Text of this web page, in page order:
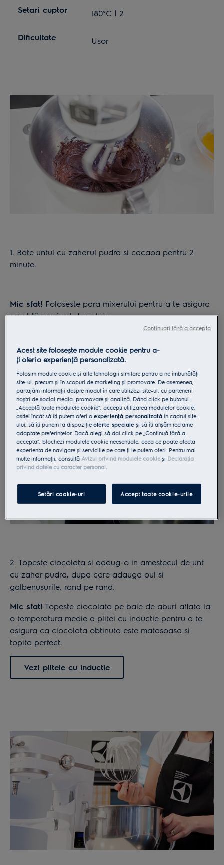
Setari cuptor 180°C | 2
Dificultate Usor
1. Bate untul cu zaharul pudra si cacaoa pentru 2
minute.
Mic sfat! Foloseste para mixerului pentru a te asigura
ca obtii maximul de volum.
2. Topeste ciocolata si adaug-o in amestecul de unt
cu zahar pudra, dupa care adauga oul si
galbenusurile, rand pe rand.
Mic sfat! Topeste ciocolata pe baie de aburi aflata la
o temperatura medie a plitei cu inductie pentru a te
asigura ca ciocolata obtinuta este matasoasa si
topita perfect.
Vezi plitele cu inductie
Acest site folosește module cookie pentru a-
ţi oferi o experienţă personalizată.
Folosim module cookie și alte tehnologii similare pentru a ne îmbunătăţi
site-ul, precum și în scopuri de marketing și promovare. De asemenea,
partajăm informaţii despre modul în care utilizezi site-ul, cu partenerii
noștri de social media, promovare și analiză. Dând click pe butonul
„Acceptă toate modulele cookie”, accepţi utilizarea modulelor cookie,
astfel încât să îţi putem oferi oexperienţă personalizată în cadrul site-
ului, să îţi punem la dispoziţieoferte speciale și să îţi afișăm reclame
adaptate preferinţelor. Dacă alegi să dai click pe „Continuă fără a
accepta”, blochezi modulele cookie neesenţiale, ceea ce poate afecta
experienţa de navigare și serviciile pe care ţi le putem oferi. Pentru mai
multe informaţii, consultă Avizul privind modulele cookieși Declaraţia
privind datele cu caracter personal.
Setări cookie-uri Accept toate cookie-urile
Continuați fără a accepta